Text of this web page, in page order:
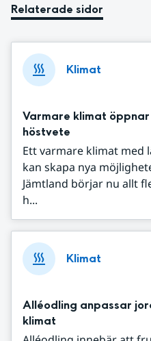
Relaterade sidor
Klimat
Varmare klimat
höstvete
Ett varmare klimat med
kan skapa nya
Jämtland börjar nu allt
h...
Klimat
Alléodling anpassar
klimat